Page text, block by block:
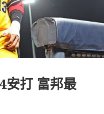
安打 富邦最